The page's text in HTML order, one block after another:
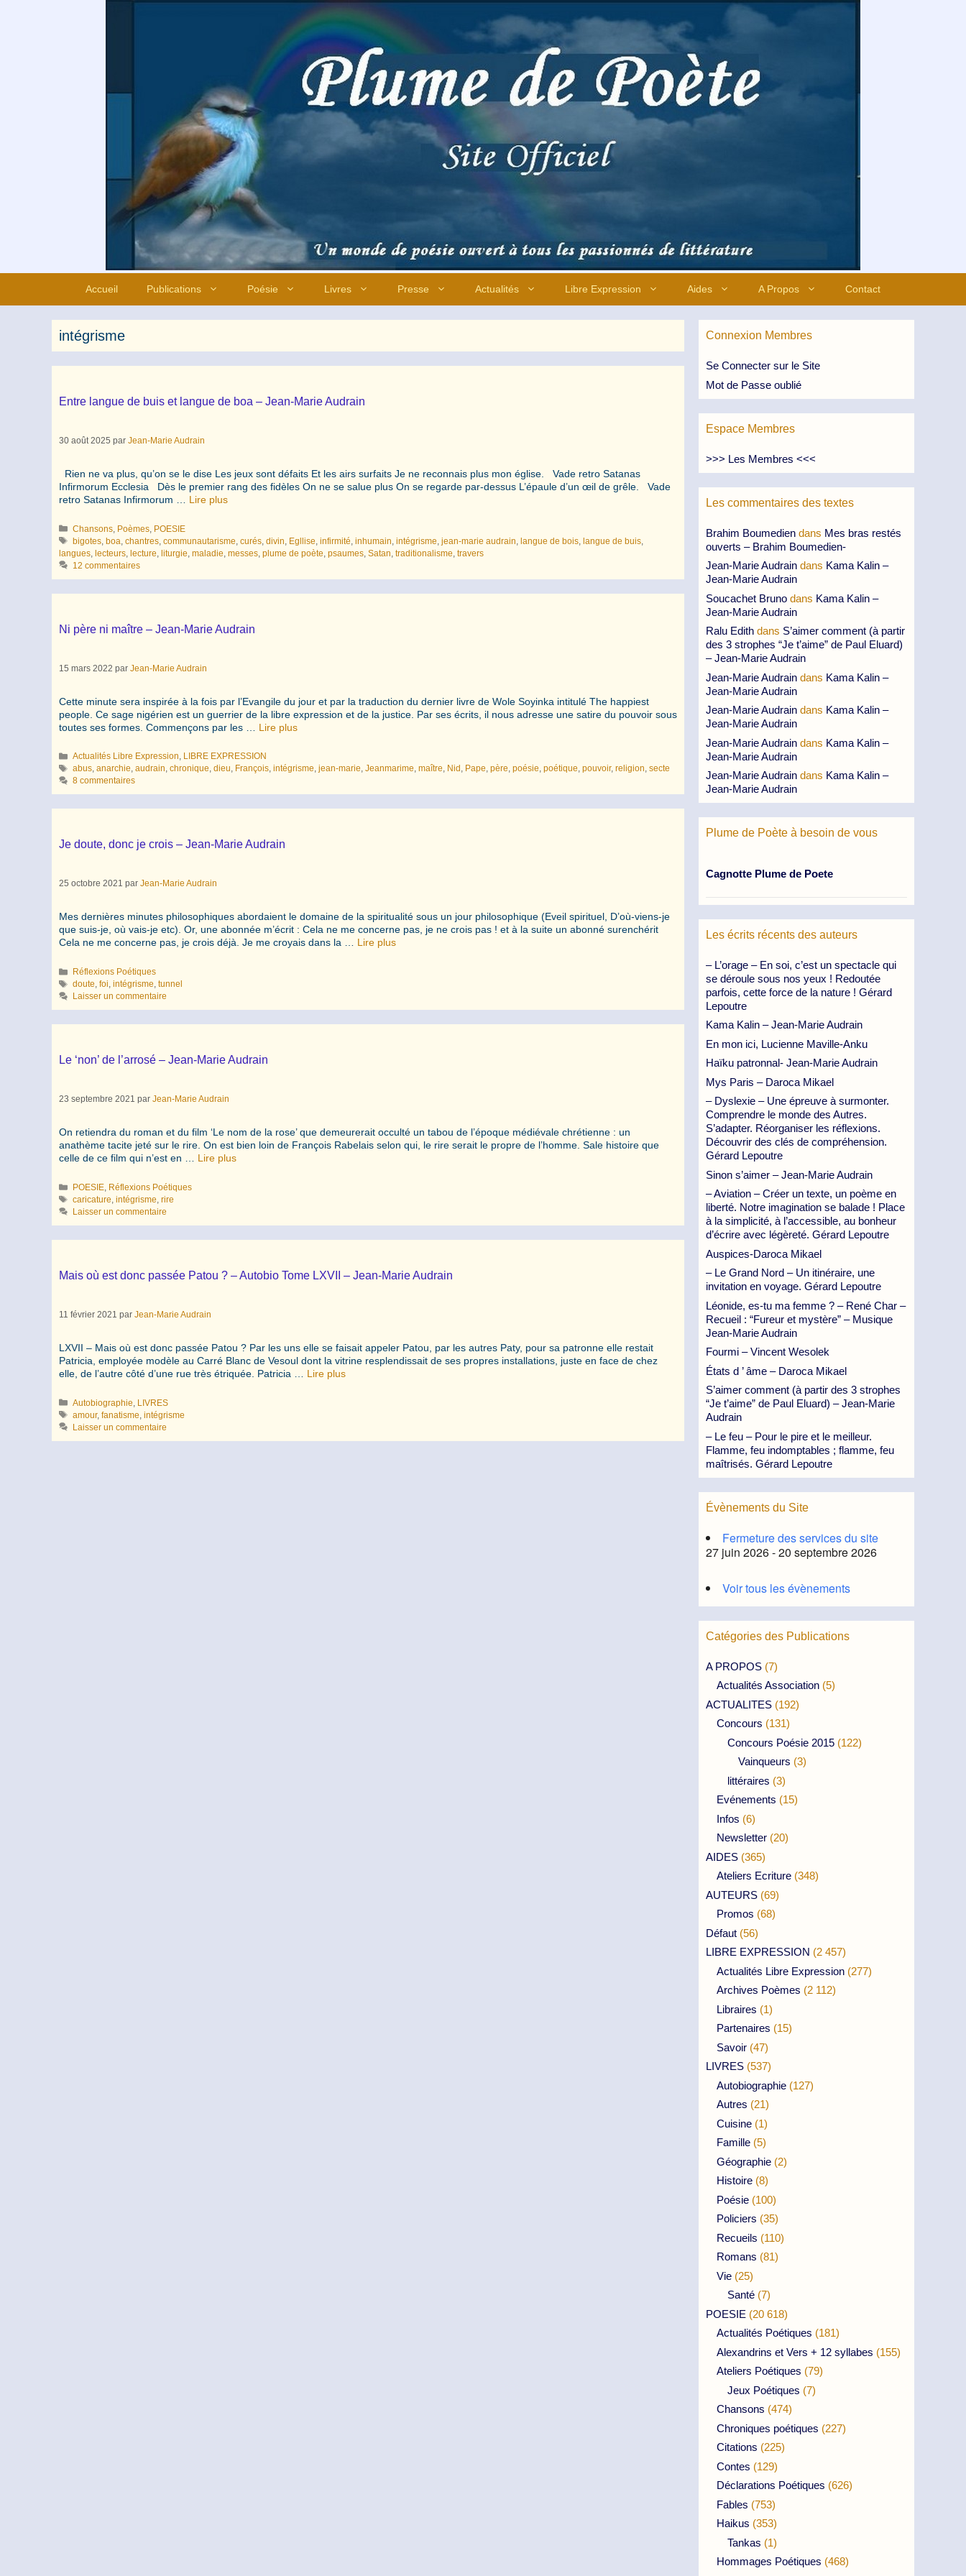
Accueil Publications Poésie Livres Presse Actualités Libre Expression Aides A Propos Contact
intégrisme
Entre langue de buis et langue de boa – Jean-Marie Audrain
30 août 2025 par Jean-Marie Audrain
Rien ne va plus, qu’on se le dise Les jeux sont défaits Et les airs surfaits Je ne reconnais plus mon église. Vade retro Satanas
Infirmorum Ecclesia Dès le premier rang des fidèles On ne se salue plus On se regarde par-dessus L’épaule d’un œil de grêle. Vade
retro Satanas Infirmorum … Lire plus
Catégories
Chansons Poèmes POESIE
Étiquettes
bigotes ,boa ,chantres ,communautarisme ,curés ,divin Egllise ,infirmité ,inhumain ,intégrisme ,jean-marie audrain ,langue de bois ,langue de buis
langues lecteurs lecture liturgie maladie messes plume de poète psaumes Satan traditionalisme travers
12 commentaires
Ni père ni maître – Jean-Marie Audrain
15 mars 2022 par Jean-Marie Audrain
Cette minute sera inspirée à la fois par l’Evangile du jour et par la traduction du dernier livre de Wole Soyinka intitulé The happiest
people. Ce sage nigérien est un guerrier de la libre expression et de la justice. Par ses écrits, il nous adresse une satire du pouvoir sous
toutes ses formes. Commençons par les … Lire plus
Catégories
Actualités Libre Expression, LIBRE EXPRESSION
Étiquettes
abus,anarchie,audrain,chronique,dieu, François,intégrisme,jean-marie,Jeanmarime,maître, Nid , Pape,père,poésie,poétique,pouvoir,religion,secte
8 commentaires
Je doute, donc je crois – Jean-Marie Audrain
25 octobre 2021 par Jean-Marie Audrain
Mes dernières minutes philosophiques abordaient le domaine de la spiritualité sous un jour philosophique (Eveil spirituel, D’où-viens-je
que suis-je, où vais-je etc). Or, une abonnée m’écrit : Cela ne me concerne pas, je ne crois pas ! et à la suite un abonné surenchérit
Cela ne me concerne pas, je crois déjà. Je me croyais dans la … Lire plus
Catégories
Réflexions Poétiques
Étiquettes
doute,foi,intégrisme,tunnel
Laisser un commentaire
Le ‘non’ de l’arrosé – Jean-Marie Audrain
23 septembre 2021 par Jean-Marie Audrain
On retiendra du roman et du film ‘Le nom de la rose’ que demeurerait occulté un tabou de l’époque médiévale chrétienne : un
anathème tacite jeté sur le rire. On est bien loin de François Rabelais selon qui, le rire serait le propre de l’homme. Sale histoire que
celle de ce film qui n’est en … Lire plus
Catégories
POESIE, Réflexions Poétiques
Étiquettes
caricature,intégrisme,rire
Laisser un commentaire
Mais où est donc passée Patou ? – Autobio Tome LXVII – Jean-Marie Audrain
11 février 2021 par Jean-Marie Audrain
LXVII – Mais où est donc passée Patou ? Par les uns elle se faisait appeler Patou, par les autres Paty, pour sa patronne elle restait
Patricia, employée modèle au Carré Blanc de Vesoul dont la vitrine resplendissait de ses propres installations, juste en face de chez
elle, de l’autre côté d’une rue très étriquée. Patricia … Lire plus
Catégories
Autobiographie LIVRES
Étiquettes
amour,fanatisme ,intégrisme
Laisser un commentaire
Connexion Membres
Se Connecter sur le Site
Mot de Passe oublié
Espace Membres
>>> Les Membres <<<
Les commentaires des textes
Brahim Boumedien dans Mes bras restés
ouverts – Brahim Boumedien-
Jean-Marie Audrain dans Kama Kalin –
Jean-Marie Audrain
Soucachet Bruno dans Kama Kalin –
Jean-Marie Audrain
Ralu Edith dans S’aimer comment (à partir
des 3 strophes “Je t’aime” de Paul Eluard)
– Jean-Marie Audrain
Jean-Marie Audrain dans Kama Kalin –
Jean-Marie Audrain
Jean-Marie Audrain dans Kama Kalin –
Jean-Marie Audrain
Jean-Marie Audrain dans Kama Kalin –
Jean-Marie Audrain
Jean-Marie Audrain dans Kama Kalin –
Jean-Marie Audrain
Plume de Poète à besoin de vous
Cagnotte Plume de Poete
Les écrits récents des auteurs
– L’orage – En soi, c’est un spectacle qui
se déroule sous nos yeux ! Redoutée
parfois, cette force de la nature ! Gérard
Lepoutre
Kama Kalin – Jean-Marie Audrain
En mon ici, Lucienne Maville-Anku
Haïku patronnal- Jean-Marie Audrain
Mys Paris – Daroca Mikael
– Dyslexie – Une épreuve à surmonter.
Comprendre le monde des Autres.
S’adapter. Réorganiser les réflexions.
Découvrir des clés de compréhension.
Gérard Lepoutre
Sinon s’aimer – Jean-Marie Audrain
– Aviation – Créer un texte, un poème en
liberté. Notre imagination se balade ! Place
à la simplicité, à l’accessible, au bonheur
d’écrire avec légèreté. Gérard Lepoutre
Auspices-Daroca Mikael
– Le Grand Nord – Un itinéraire, une
invitation en voyage. Gérard Lepoutre
Léonide, es-tu ma femme ? – René Char –
Recueil : “Fureur et mystère” – Musique
Jean-Marie Audrain
Fourmi – Vincent Wesolek
États d ’ âme – Daroca Mikael
S’aimer comment (à partir des 3 strophes
“Je t’aime” de Paul Eluard) – Jean-Marie
Audrain
– Le feu – Pour le pire et le meilleur.
Flamme, feu indomptables ; flamme, feu
maîtrisés. Gérard Lepoutre
Évènements du Site
Fermeture des services du site
27 juin 2026 - 20 septembre 2026
Voir tous les évènements
Catégories des Publications
A PROPOS (7)
Actualités Association (5)
ACTUALITES (192)
Concours (131)
Concours Poésie 2015 (122)
Vainqueurs (3)
littéraires (3)
Evénements (15)
Infos (6)
Newsletter (20)
AIDES (365)
Ateliers Ecriture (348)
AUTEURS (69)
Promos (68)
Défaut (56)
LIBRE EXPRESSION (2 457)
Actualités Libre Expression (277)
Archives Poèmes (2 112)
Libraires (1)
Partenaires (15)
Savoir (47)
LIVRES (537)
Autobiographie (127)
Autres (21)
Cuisine (1)
Famille (5)
Géographie (2)
Histoire (8)
Poésie (100)
Policiers (35)
Recueils (110)
Romans (81)
Vie (25)
Santé (7)
POESIE (20 618)
Actualités Poétiques (181)
Alexandrins et Vers + 12 syllabes (155)
Ateliers Poétiques (79)
Jeux Poétiques (7)
Chansons (474)
Chroniques poétiques (227)
Citations (225)
Contes (129)
Déclarations Poétiques (626)
Fables (753)
Haikus (353)
Tankas (1)
Hommages Poétiques (468)